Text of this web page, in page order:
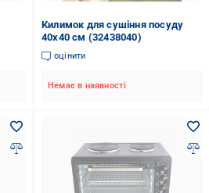
Килимок для сушіння посуду
40х40 см (32438040)
оцінити
Немає в наявності